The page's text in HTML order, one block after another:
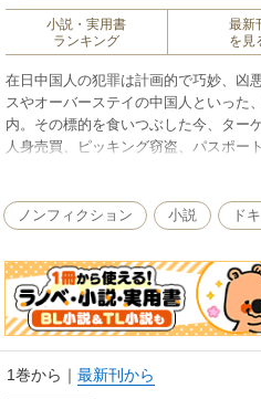
小説・実用書
ランキング
最新
を見
在日中国人の犯罪は計画的で巧妙、凶
スやオーバーステイの中国人といった
内。その標的を食いつぶした今、ター
人身売買、ピッキング窃盗、パスポ
した残留孤児が、実は日本人ではな
犯罪の裏側を暴きだした、戦慄のリポ
ノンフィクション 小説 ド
1巻から ｜ 最新刊から